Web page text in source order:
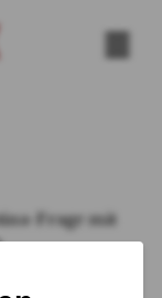
Frage mit